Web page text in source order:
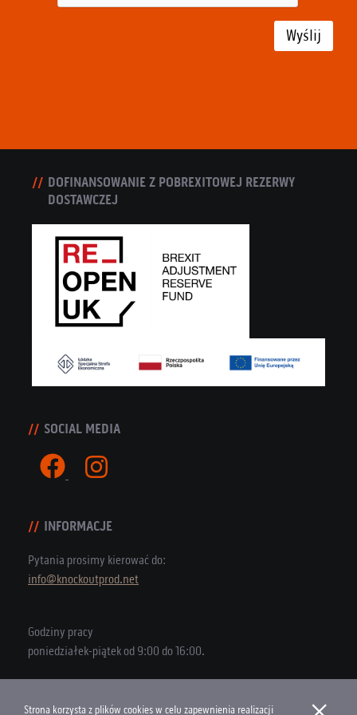
Wyślij
DOFINANSOWANIE Z POBREXITOWEJ REZERWY
DOSTAWCZEJ
SOCIAL MEDIA
INFORMACJE
Pytania prosimy kierować do:
info@knockoutprod.net
Godziny pracy
poniedziałek-piątek od 9:00 do 16:00.
Strona korzysta z plików cookies w celu zapewnienia realizacji